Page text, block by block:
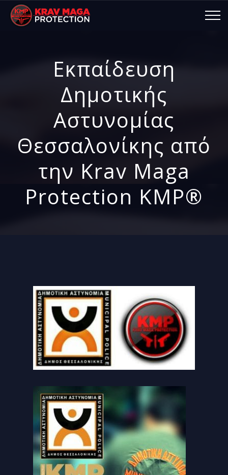
Εκπαίδευση
Δημοτικής
Αστυνομίας
Θεσσαλονίκης από
την Krav Maga
Protection KMP®